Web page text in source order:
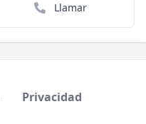
Llamar
Privacidad